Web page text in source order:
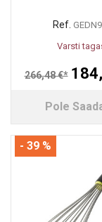
Ref.
Varsti
266,48 €*
Pole
- 39 %